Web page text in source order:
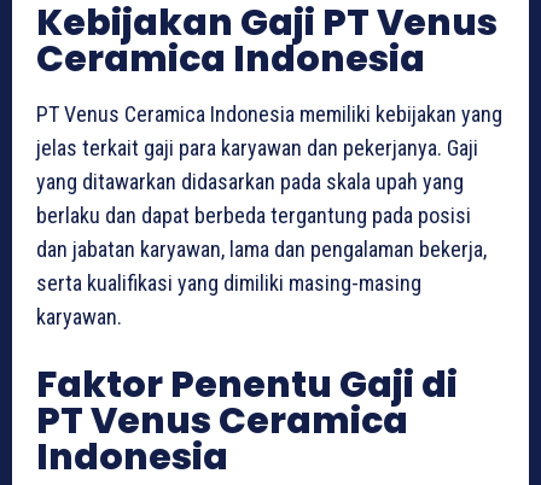
Kebijakan Gaji PT Venus
Ceramica Indonesia
PT Venus Ceramica Indonesia memiliki kebijakan yang
jelas terkait gaji para karyawan dan pekerjanya. Gaji
yang ditawarkan didasarkan pada skala upah yang
berlaku dan dapat berbeda tergantung pada posisi
dan jabatan karyawan, lama dan pengalaman bekerja,
serta kualifikasi yang dimiliki masing-masing
karyawan.
Faktor Penentu Gaji di
PT Venus Ceramica
Indonesia